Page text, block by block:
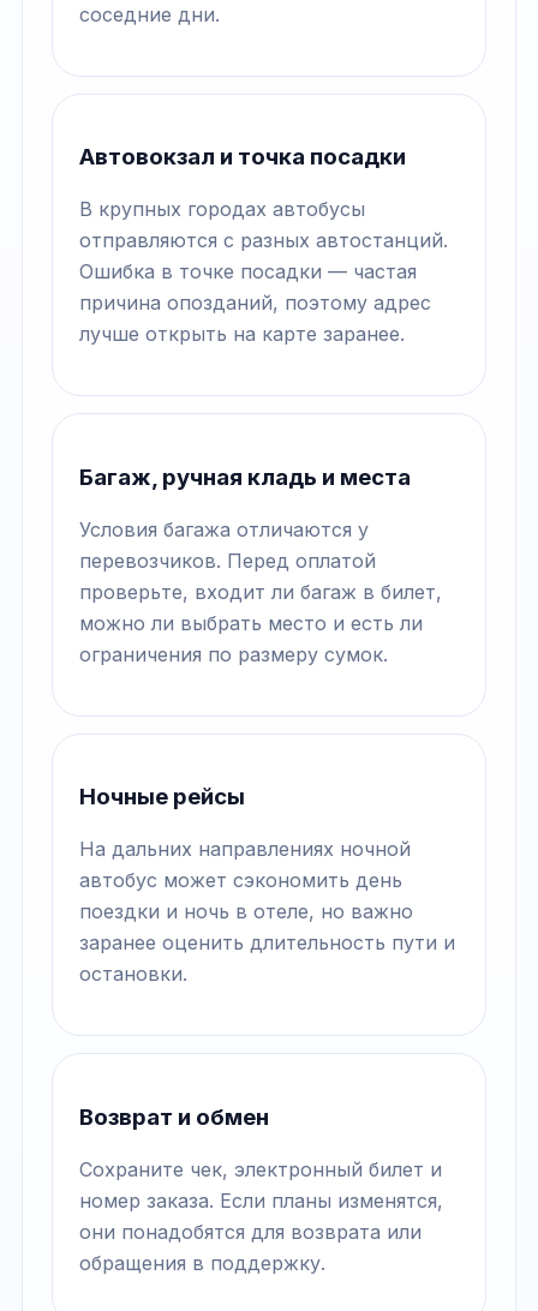
соседние дни.
Автовокзал и точка посадки
В крупных городах автобусы
отправляются с разных автостанций.
Ошибка в точке посадки — частая
причина опозданий, поэтому адрес
лучше открыть на карте заранее.
Багаж, ручная кладь и места
Условия багажа отличаются у
перевозчиков. Перед оплатой
проверьте, входит ли багаж в билет,
можно ли выбрать место и есть ли
ограничения по размеру сумок.
Ночные рейсы
На дальних направлениях ночной
автобус может сэкономить день
поездки и ночь в отеле, но важно
заранее оценить длительность пути и
остановки.
Возврат и обмен
Сохраните чек, электронный билет и
номер заказа. Если планы изменятся,
они понадобятся для возврата или
обращения в поддержку.